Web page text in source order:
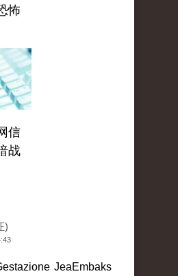
怖
信
战
)
JeaEmbaks